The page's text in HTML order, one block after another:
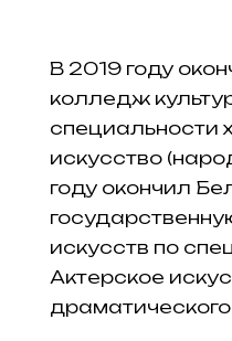
В 2019 году
колледж
специальности
искусство
году окончил
искусств по
Актерское